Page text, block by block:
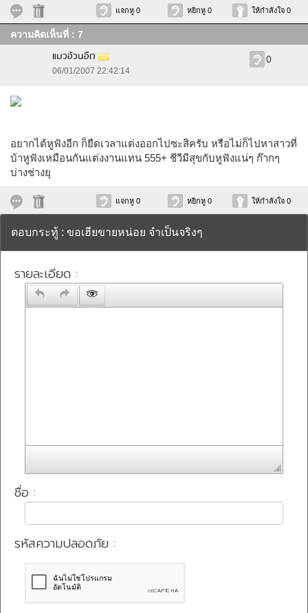
แจกหู 0 หยิกหู 0 ให้กำลังใจ 0
ความคิดเห็นที่ : 7
แมวอ้วนอืด
06/01/2007 22:42:14
0
อยากได้หูฟังอีก ก็ยืดเวลาแต่งออกไปซะสิครับ หรือไม่ก็ไปหาสาวที่
บ้าหูฟังเหมือนกันแต่งงานแทน 555+ ชีวีมีสุขกับหูฟังแน่ๆ ก๊ากๆ
บ่างช่างยุ
แจกหู 0 หยิกหู 0 ให้กำลังใจ 0
ตอบกระทู้ : ขอเฮียขายหน่อย จำเป็นจริงๆ
รายละเอียด :
ชื่อ :
รหัสความปลอดภัย :